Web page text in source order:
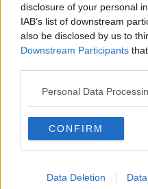
disclosure of your personal
IAB’s list of downstream
also be disclosed by us to
Downstream Participants
Personal Data
CONFIRM
Data Deletion
PROVINCIA DI AREZZO —
giorno 15 novembre 2025 dal
economico